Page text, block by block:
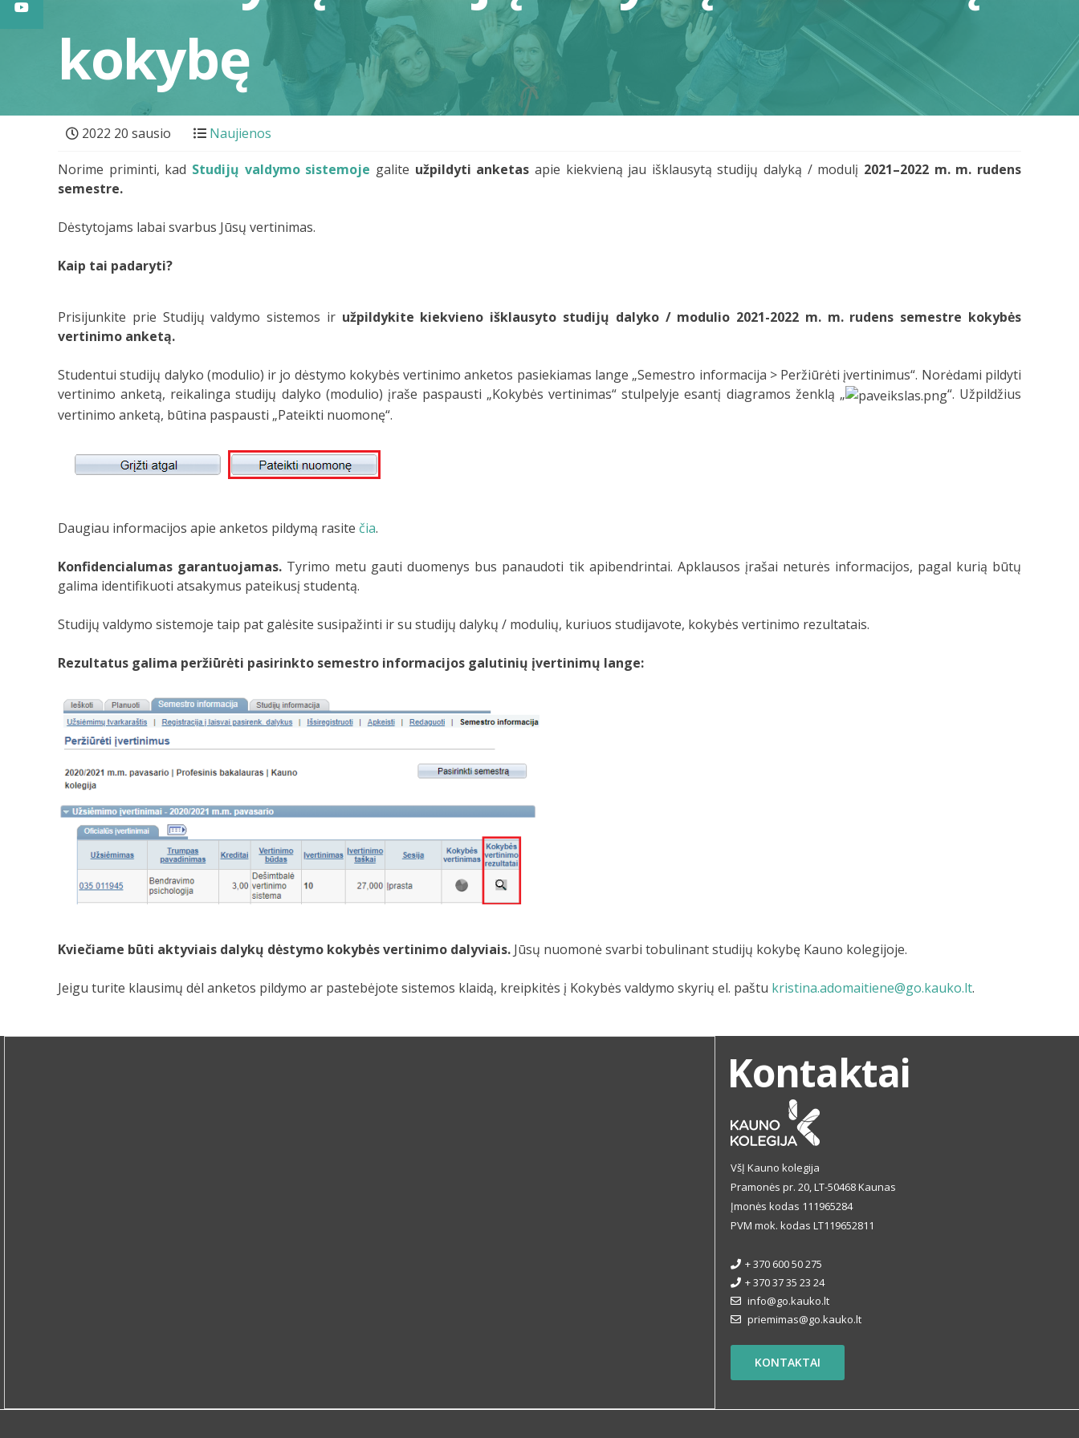
kokybę
2022 20 sausio Naujienos
Norime priminti, kad Studijų valdymo sistemoje galite užpildyti anketas apie kiekvieną jau išklausytą studijų dalyką / modulį 2021–2022 m. m. rudens
semestre.
Dėstytojams labai svarbus Jūsų vertinimas.
Kaip tai padaryti?
Prisijunkite prie Studijų valdymo sistemos iružpildykite kiekvieno išklausyto studijų dalyko / modulio 2021-2022 m. m. rudens semestre kokybės
vertinimo anketą.
Studentui studijų dalyko (modulio) ir jo dėstymo kokybės vertinimo anketos pasiekiamas lange „Semestro informacija > Peržiūrėti įvertinimus“. Norėdami pildyti
vertinimo anketą, reikalinga studijų dalyko (modulio) įraše paspausti „Kokybės vertinimas“ stulpelyje esantį diagramos ženklą „
“. Užpildžius
vertinimo anketą, būtina paspausti „Pateikti nuomonę“.
Daugiau informacijos apie anketos pildymą rasite čia.
Konfidencialumas garantuojamas. Tyrimo metu gauti duomenys bus panaudoti tik apibendrintai. Apklausos įrašai neturės informacijos, pagal kurią būtų
galima identifikuoti atsakymus pateikusį studentą.
Studijų valdymo sistemoje taip pat galėsite susipažinti ir su studijų dalykų / modulių, kuriuos studijavote, kokybės vertinimo rezultatais.
Rezultatus galima peržiūrėti pasirinkto semestro informacijos galutinių įvertinimų lange:
Kviečiame būti aktyviais dalykų dėstymo kokybės vertinimo dalyviais. Jūsų nuomonė svarbi tobulinant studijų kokybę Kauno kolegijoje.
Jeigu turite klausimų dėl anketos pildymo ar pastebėjote sistemos klaidą, kreipkitės į Kokybės valdymo skyrių el. paštu kristina.adomaitiene@go.kauko.lt.
Kontaktai
VšĮ Kauno kolegija
Pramonės pr. 20, LT-50468 Kaunas
Įmonės kodas 111965284
PVM mok. kodas LT119652811
+ 370 600 50 275
+ 370 37 35 23 24
info@go.kauko.lt
priemimas@go.kauko.lt
KONTAKTAI